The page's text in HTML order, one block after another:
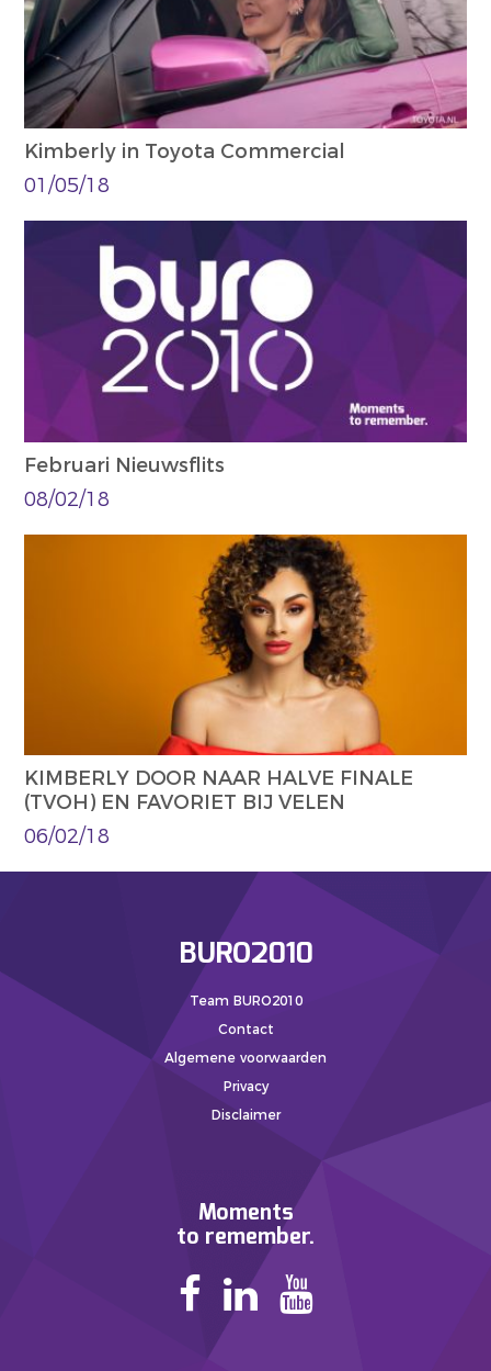
Kimberly in Toyota Commercial
01/05/18
Februari Nieuwsflits
08/02/18
KIMBERLY DOOR NAAR HALVE FINALE
(TVOH) EN FAVORIET BIJ VELEN
06/02/18
BURO2010
Team BURO2010
Contact
Algemene voorwaarden
Privacy
Disclaimer
Moments
to remember.